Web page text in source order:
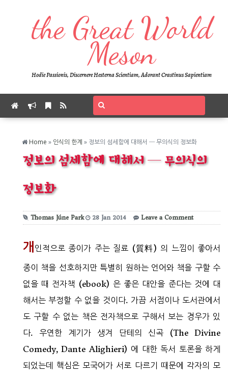
the Great World
Meson
Hodie Passionis, Discernere Hesterna Scientiam, Adorant Crastinus Sapientiam
Home » 인식의 한계 » 정보의 섬세함에 대해서 ─ 무의식의 정보화
정보의 섬세함에 대해서 ─ 무의식의
정보화
Thomas Júne Park 28 Jan 2014 Leave a Comment
개 인적으로 종이가 주는 질료 (質料) 의 느낌이 좋아서
종이 책을 선호하지만 특별히 원하는 언어와 책을 구할 수
없을 때 전자책 (ebook) 은 좋은 대안을 준다는 것에 대
해서는 부정할 수 없을 것이다. 가끔 서점이나 도서관에서
도 구할 수 없는 책은 전자책으로 구해서 보는 경우가 있
다. 우연한 계기가 생겨 단테의 신곡 (The Divine
Comedy, Dante Alighieri) 에 대한 독서 토론을 하게
되었는데 핵심은 모국어가 서로 다르기 때문에 각자의 모